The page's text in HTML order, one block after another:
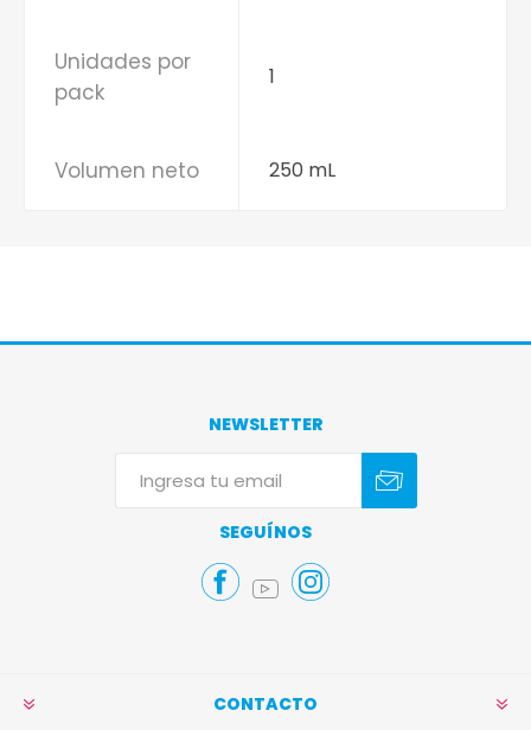
Unidades por
pack
1
Volumen neto 250 mL
NEWSLETTER
SEGUÍNOS
CONTACTO